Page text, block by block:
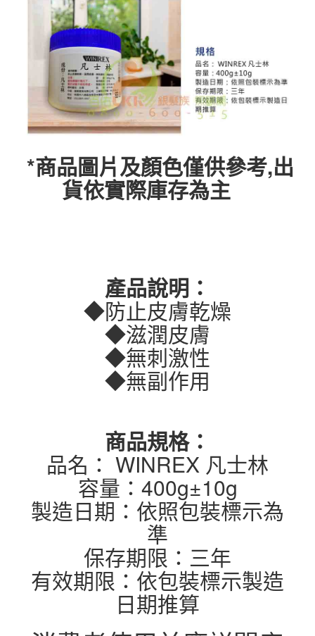
*商品圖片及顏色僅供參考,出
貨依實際庫存為主
產品說明：
◆防止皮膚乾燥
◆滋潤皮膚
◆無刺激性
◆無副作用
商品規格：
品名： WINREX 凡士林
容量：400g±10g
製造日期：依照包裝標示為
準
保存期限：三年
有效期限：依包裝標示製造
日期推算